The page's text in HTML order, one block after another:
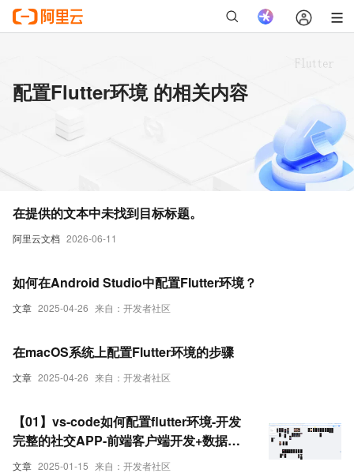
配置Flutter环境 的相关内容
阿里云文档 2026-06-11
在提供的文本中未找到目标标题。
文章 2025-04-26 来自：开发者社区
如何在Android Studio中配置Flutter环境？
文章 2025-04-26 来自：开发者社区
在macOS系统上配置Flutter环境的步骤
文章 2025-01-15 来自：开发者社区
【01】vs-code如何配置flutter环境-开发
完整的社交APP-前端客户端开发+数据联
调|以优雅草商业项目为例做开发-flutter开